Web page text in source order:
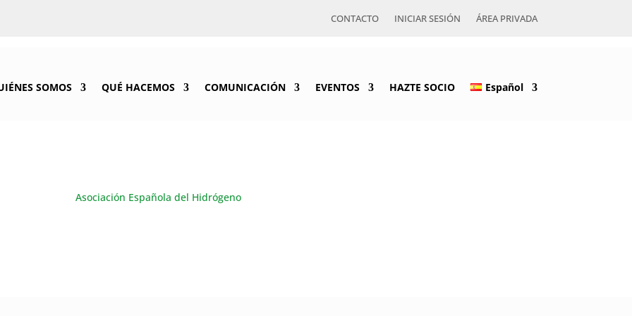
CONTACTO INICIAR SESIÓN ÁREA PRIVADA
SOMOS QUÉ HACEMOS COMUNICACIÓN EVENTOS HAZTE SOCIO Español
Asociación Española del Hidrógeno